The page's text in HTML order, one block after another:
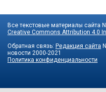
Все текстовые материалы сайта
Creative Commons Attribution 4.0
Обратная связь: Редакция сайта
новости 2000-2021
Политика конфиденциальности